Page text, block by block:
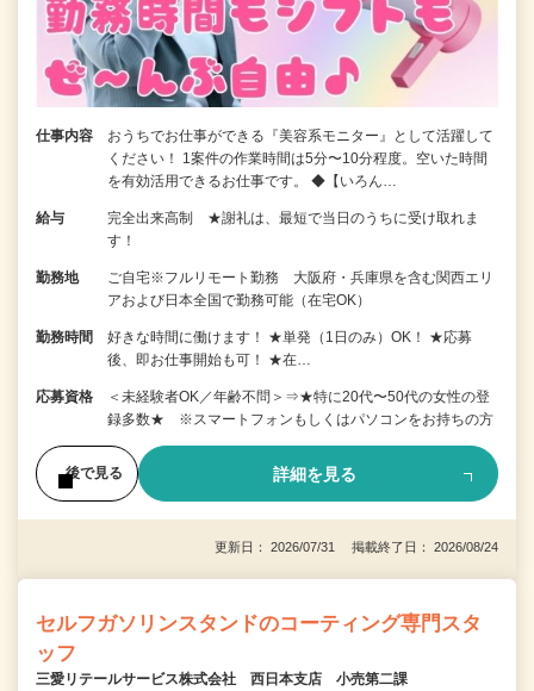
仕事内容
おうちでお仕事ができる『美容系モニター』として活躍して
ください！ 1案件の作業時間は5分〜10分程度。空いた時間
を有効活用できるお仕事です。 ◆【いろん…
給与
完全出来高制 ★謝礼は、最短で当日のうちに受け取れま
す！
勤務地
ご自宅※フルリモート勤務 大阪府・兵庫県を含む関西エリ
アおよび日本全国で勤務可能（在宅OK）
勤務時間
好きな時間に働けます！ ★単発（1日のみ）OK！ ★応募
後、即お仕事開始も可！ ★在…
応募資格
＜未経験者OK／年齢不問＞⇒★特に20代〜50代の女性の登
録多数★ ※スマートフォンもしくはパソコンをお持ちの方
後で見る 詳細を見る
更新日： 2026/07/31 掲載終了日： 2026/08/24
セルフガソリンスタンドのコーティング専門スタ
ッフ
三愛リテールサービス株式会社 西日本支店 小売第二課